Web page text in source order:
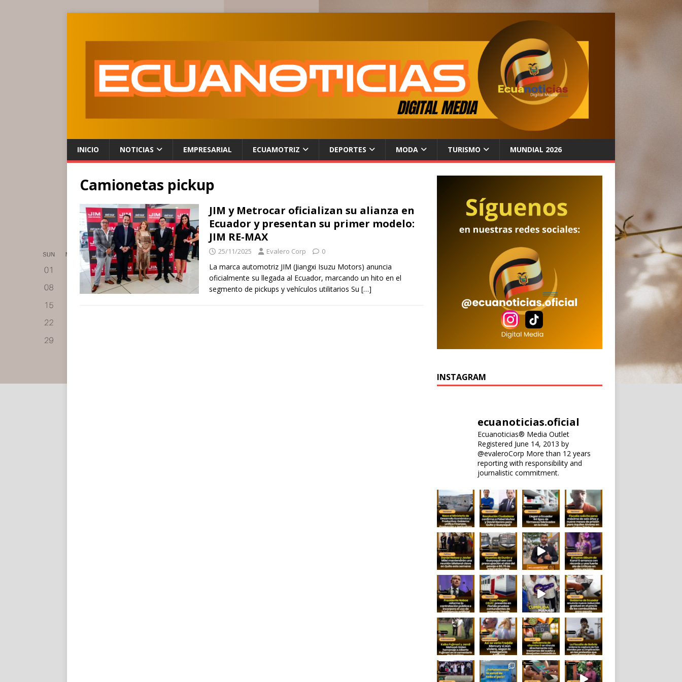
INICIO NOTICIAS EMPRESARIAL ECUAMOTRIZ DEPORTES MODA TURISMO MUNDIAL 2026
Camionetas pickup
JIM y Metrocar oficializan su alianza en
Ecuador y presentan su primer modelo:
JIM RE-MAX
25/11/2025 Evalero Corp 0
La marca automotriz JIM (Jiangxi Isuzu Motors) anuncia
oficialmente su llegada al Ecuador, marcando un hito en el
segmento de pickups y vehículos utilitarios Su […]
INSTAGRAM
ecuanoticias.oficial
Ecuanoticias® Media Outlet
Registered June 14, 2013 by
@evaleroCorp More than 12 years
reporting with responsibility and
journalistic commitment.